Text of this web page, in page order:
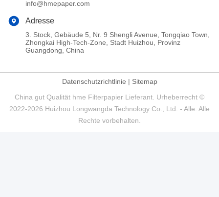
info@hmepaper.com
Adresse
3. Stock, Gebäude 5, Nr. 9 Shengli Avenue, Tongqiao Town,
Zhongkai High-Tech-Zone, Stadt Huizhou, Provinz
Guangdong, China
Datenschutzrichtlinie | Sitemap
China gut Qualität hme Filterpapier Lieferant. Urheberrecht ©
2022-2026 Huizhou Longwangda Technology Co., Ltd. - Alle. Alle
Rechte vorbehalten.